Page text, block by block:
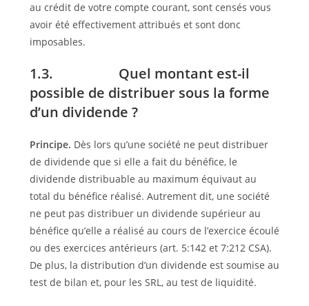
au crédit de votre compte courant, sont censés vous
avoir été effectivement attribués et sont donc
imposables.
1.3. Quel montant est-il
possible de distribuer sous la forme
d’un dividende ?
Principe. Dès lors qu’une société ne peut distribuer
de dividende que si elle a fait du bénéfice, le
dividende distribuable au maximum équivaut au
total du bénéfice réalisé. Autrement dit, une société
ne peut pas distribuer un dividende supérieur au
bénéfice qu’elle a réalisé au cours de l’exercice écoulé
ou des exercices antérieurs (art. 5:142 et 7:212 CSA).
De plus, la distribution d’un dividende est soumise au
test de bilan et, pour les SRL, au test de liquidité.